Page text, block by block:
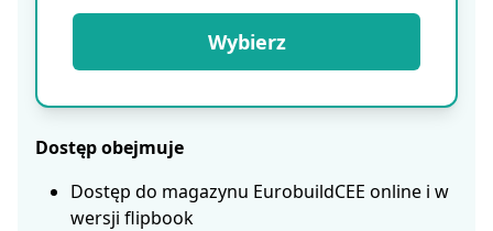
Wybierz
Dostęp obejmuje
Dostęp do magazynu EurobuildCEE online i w
wersji flipbook